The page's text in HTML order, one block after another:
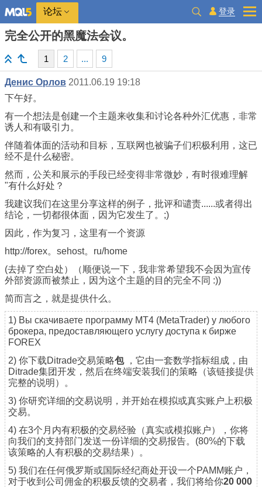
论坛 登录
完全公开的黑魔法会议。
1 2 ... 9
Денис Орлов 2011.06.19 19:18
下午好。
有一个想法是创建一个主题来收集和讨论各种外汇优惠，非常
诱人和有吸引力。
伴随着体面的活动和目标，互联网也被骗子们积极利用，这已
经不是什么秘密。
然而，公关和展示的手段已经变得非常微妙，有时很难理解
"有什么好处？
我建议我们在这里分享这样的例子，批评和谴责......或者得出
结论，一切都很体面，因为它发生了。;)
因此，作为复习，这里有一个资源
http://forex。sehost。ru/home
(去掉了空白处）（顺便说一下，我非常希望我不会因为宣传
外部资源而被禁止，因为这个主题的目的完全不同 :))
简而言之，就是提供什么。
1) Вы скачиваете программу MT4 (MetaTrader) у любого
брокера, предоставляющего услугу доступа к бирже
FOREX
2) 你下载Ditrade交易策略包 ，它由一套数学指标组成，由
Ditrade集团开发，然后在终端安装我们的策略（该链接提供
完整的说明）。
3) 你研究详细的交易说明，并开始在模拟或真实账户上积极
交易。
4) 在3个月内有积极的交易经验（真实或模拟账户），你将
向我们的支持部门发送一份详细的交易报告。(80%的下载
该策略的人有积极的交易结果）。
5) 我们在任何俄罗斯或国际经纪商处开设一个PAMM账户，
对于收到公司佣金的积极反馈的交易者，我们将给你20 000